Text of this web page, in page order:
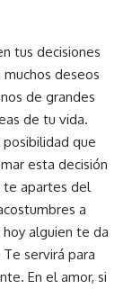
tus decisiones
deseos
de grandes
de tu vida.
posibilidad que
esta decisión
te apartes del
a
alguien te da
servirá para
En el amor, si